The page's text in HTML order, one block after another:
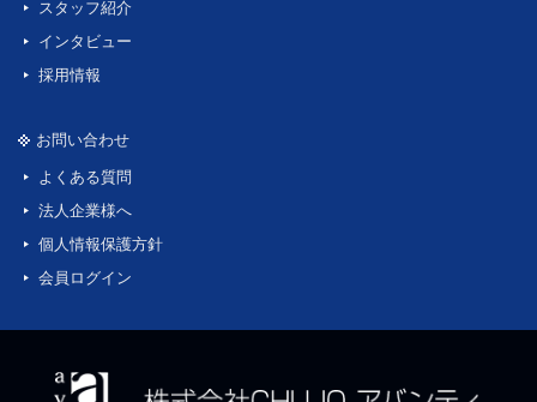
スタッフ紹介
インタビュー
採用情報
お問い合わせ
よくある質問
法人企業様へ
個人情報保護方針
会員ログイン